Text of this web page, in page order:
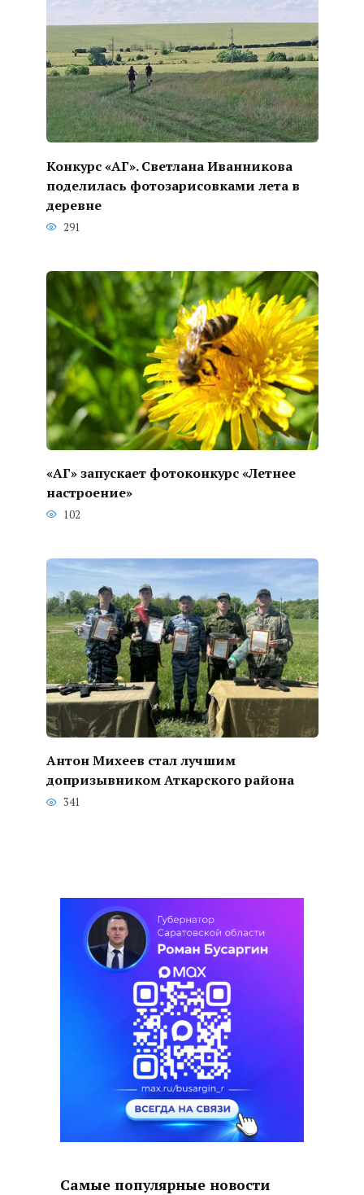
Конкурс «АГ». Светлана Иванникова
поделилась фотозарисовками лета в
деревне
291
«АГ» запускает фотоконкурс «Летнее
настроение»
102
Антон Михеев стал лучшим
допризывником Аткарского района
341
Самые популярные новости